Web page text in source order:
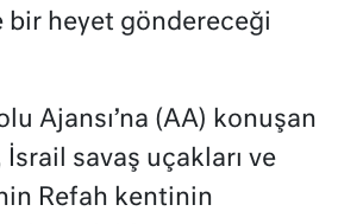
bir heyet göndereceği
Ajansı’na (AA) konuşan
İsrail savaş uçakları ve
Refah kentinin